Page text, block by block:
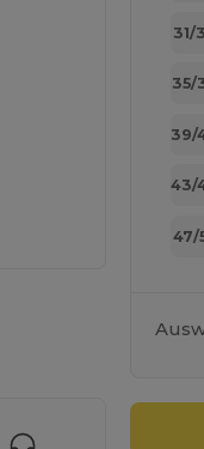
31/
35/
39/
43/
47/